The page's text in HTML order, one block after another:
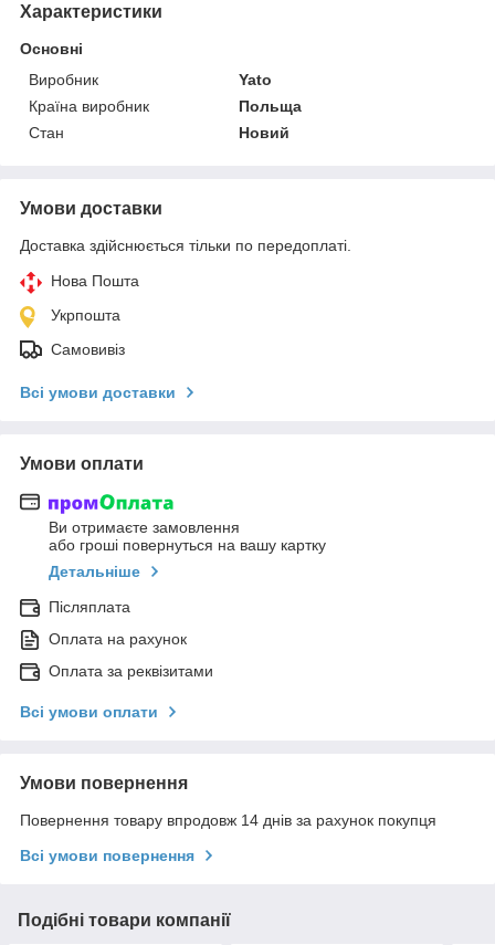
Характеристики
Основні
Виробник
Yato
Країна виробник
Польща
Стан
Новий
Умови доставки
Доставка здійснюється тільки по передоплаті.
Нова Пошта
Укрпошта
Самовивіз
Всі умови доставки
Умови оплати
Ви отримаєте замовлення
або гроші повернуться на вашу картку
Детальніше
Післяплата
Оплата на рахунок
Оплата за реквізитами
Всі умови оплати
Умови повернення
Повернення товару впродовж 14 днів за рахунок покупця
Всі умови повернення
Подібні товари компанії